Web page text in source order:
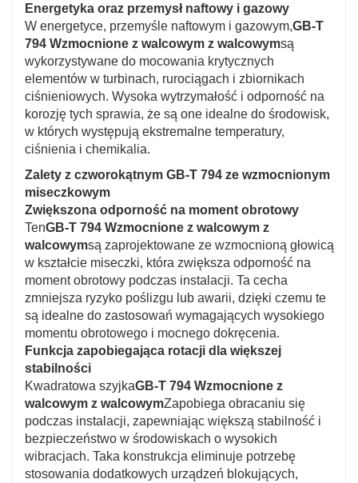
Energetyka oraz przemysł naftowy i gazowy
W energetyce, przemyśle naftowym i gazowym,GB-T
794 Wzmocnione z walcowym z walcowymsą
wykorzystywane do mocowania krytycznych
elementów w turbinach, rurociągach i zbiornikach
ciśnieniowych. Wysoka wytrzymałość i odporność na
korozję tych sprawia, że są one idealne do środowisk,
w których występują ekstremalne temperatury,
ciśnienia i chemikalia.
Zalety z czworokątnym GB-T 794 ze wzmocnionym
miseczkowym
Zwiększona odporność na moment obrotowy
TenGB-T 794 Wzmocnione z walcowym z
walcowymsą zaprojektowane ze wzmocnioną głowicą
w kształcie miseczki, która zwiększa odporność na
moment obrotowy podczas instalacji. Ta cecha
zmniejsza ryzyko poślizgu lub awarii, dzięki czemu te
są idealne do zastosowań wymagających wysokiego
momentu obrotowego i mocnego dokręcenia.
Funkcja zapobiegająca rotacji dla większej
stabilności
Kwadratowa szyjkaGB-T 794 Wzmocnione z
walcowym z walcowymZapobiega obracaniu się
podczas instalacji, zapewniając większą stabilność i
bezpieczeństwo w środowiskach o wysokich
wibracjach. Taka konstrukcja eliminuje potrzebę
stosowania dodatkowych urządzeń blokujących,